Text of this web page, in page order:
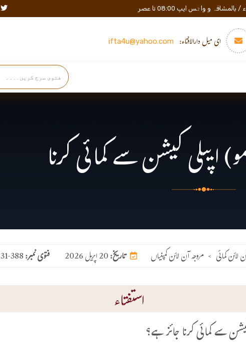
ای میل دارالافتاء: ifta4u@yahoo.com
فتوی نمبر:31-388 تاریخ:20 اپریل 2026 لائن کمائی > مروجہ آن لائن کمپنیاں
استفتاء